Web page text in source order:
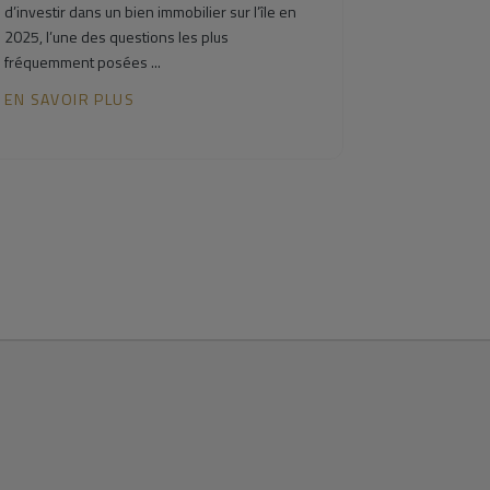
d’investir dans un bien immobilier sur l’île en
2025, l’une des questions les plus
fréquemment posées ...
EN SAVOIR PLUS